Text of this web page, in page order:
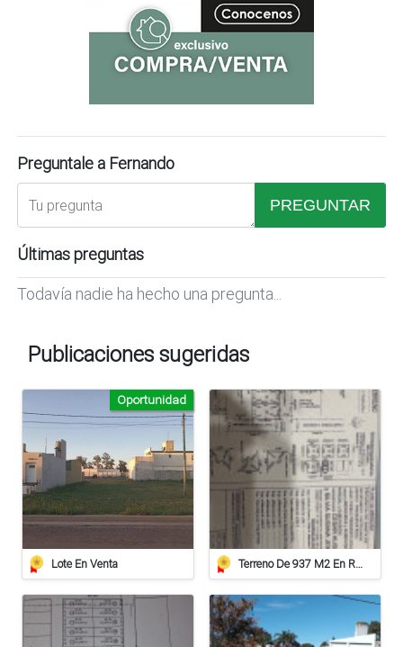
Preguntale a Fernando
PREGUNTAR
Últimas preguntas
Todavía nadie ha hecho una pregunta...
Publicaciones sugeridas
Lote En Venta
Oportunidad
Terreno De 937 M2 En Roca